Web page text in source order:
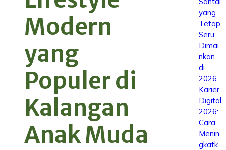
Modern
yang
Populer di
Kalangan
Anak Muda
yang
Tetap
Seru
Dimai
nkan
di
2026
Karier
Digital
2026:
Cara
Menin
gkatk